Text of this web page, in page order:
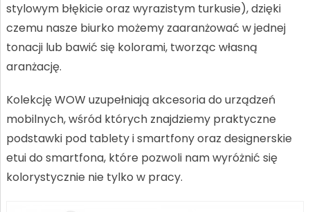
stylowym błękicie oraz wyrazistym turkusie), dzięki
czemu nasze biurko możemy zaaranżować w jednej
tonacji lub bawić się kolorami, tworząc własną
aranżację.
Kolekcję WOW uzupełniają akcesoria do urządzeń
mobilnych, wśród których znajdziemy praktyczne
podstawki pod tablety i smartfony oraz designerskie
etui do smartfona, które pozwoli nam wyróżnić się
kolorystycznie nie tylko w pracy.